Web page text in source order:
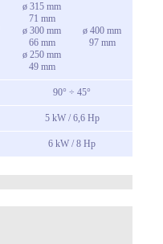
ø 315 mm
71 mm
ø 300 mm
66 mm
ø 250 mm
49 mm
ø 400 mm
97 mm
90° ÷ 45°
5 kW / 6,6 Hp
6 kW / 8 Hp